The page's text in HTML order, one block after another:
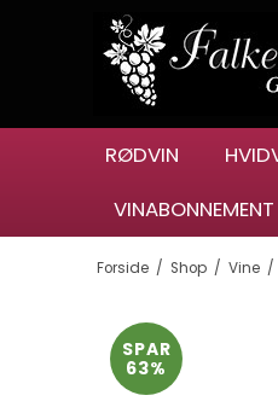
RØDVIN
VINABONNEMENT
Forside / Shop / Vine /
SPAR
63%